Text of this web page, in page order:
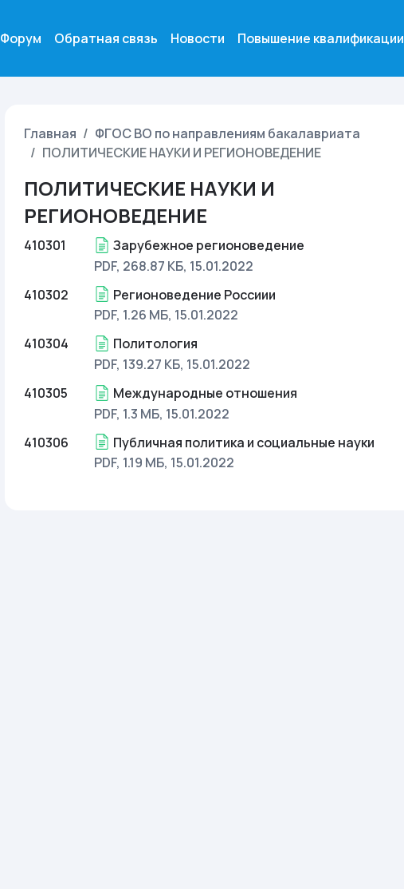
Форум Обратная связь Новости Повышение квалификации
Главная
ФГОС ВО по направлениям бакалавриата
ПОЛИТИЧЕСКИЕ НАУКИ И РЕГИОНОВЕДЕНИЕ
ПОЛИТИЧЕСКИЕ НАУКИ И
РЕГИОНОВЕДЕНИЕ
410301
Зарубежное регионоведение
PDF, 268.87 КБ, 15.01.2022
410302
Регионоведение Россиии
PDF, 1.26 МБ, 15.01.2022
410304
Политология
PDF, 139.27 КБ, 15.01.2022
410305
Международные отношения
PDF, 1.3 МБ, 15.01.2022
410306
Публичная политика и социальные науки
PDF, 1.19 МБ, 15.01.2022